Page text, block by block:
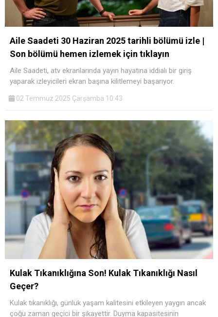
Aile Saadeti 30 Haziran 2025 tarihli bölümü izle |
Son bölümü hemen izlemek için tıklayın
Aile Saadeti, atv ekranlarında yayın hayatına iddialı bir giriş
yaparak izleyicileri ekran başına kilitlemeyi başarıyor.
02 Temmuz 2025 Çarşamba 10:43
Kulak Tıkanıklığına Son! Kulak Tıkanıklığı Nasıl
Geçer?
Kulak tıkanıklığı, günlük yaşam kalitesini etkileyen yaygın ancak
çoğu zaman geçici bir şikayettir. Duyma kapasitesinin